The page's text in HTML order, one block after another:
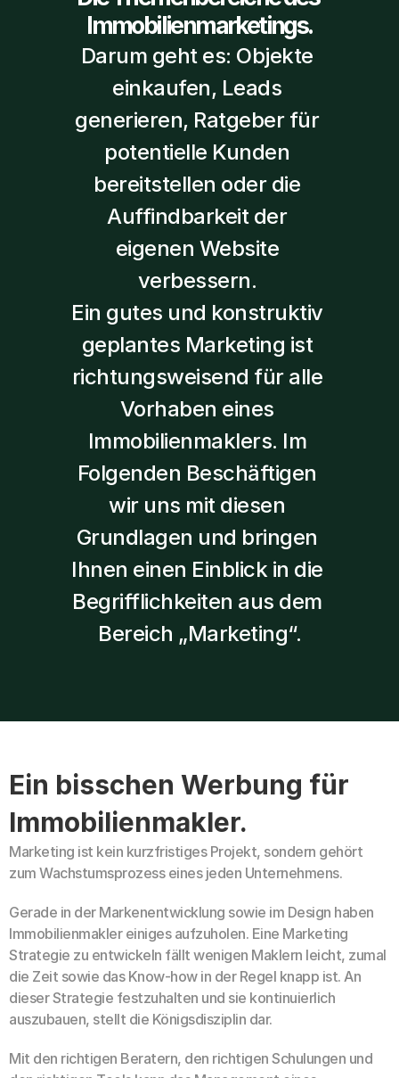
Immobilienmarketings.
Darum geht es: Objekte
einkaufen, Leads
generieren, Ratgeber für
potentielle Kunden
bereitstellen oder die
Auffindbarkeit der
eigenen Website
verbessern.
Ein gutes und konstruktiv
geplantes Marketing ist
richtungsweisend für alle
Vorhaben eines
Immobilienmaklers. Im
Folgenden Beschäftigen
wir uns mit diesen
Grundlagen und bringen
Ihnen einen Einblick in die
Begrifflichkeiten aus dem
Bereich „Marketing“.
Ein bisschen Werbung für
Immobilienmakler.
Marketing ist kein kurzfristiges Projekt, sondern gehört
zum Wachstumsprozess eines jeden Unternehmens.
Gerade in der Markenentwicklung sowie im Design haben
Immobilienmakler einiges aufzuholen. Eine Marketing
Strategie zu entwickeln fällt wenigen Maklern leicht, zumal
die Zeit sowie das Know-how in der Regel knapp ist. An
dieser Strategie festzuhalten und sie kontinuierlich
auszubauen, stellt die Königsdisziplin dar.
Mit den richtigen Beratern, den richtigen Schulungen und